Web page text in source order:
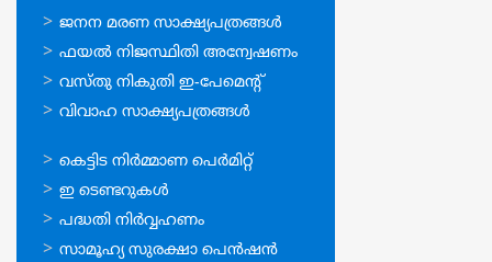
ഓണ്‍ലൈന്‍
സേവനങ്ങള്‍
ജനന മരണ സാക്ഷ്യപത്രങ്ങള്‍
ഫയല്‍ നിജസ്ഥിതി അന്വേഷണം
വസ്തു നികുതി ഇ-പേമെന്റ്
വിവാഹ സാക്ഷ്യപത്രങ്ങള്‍
ഓണ്‍ലൈന്‍
സേവനങ്ങള്‍
കെട്ടിട നിര്‍മ്മാണ പെര്‍മിറ്റ്‌
ഇ ടെണ്ടറുകള്‍
പദ്ധതി നിര്‍വ്വഹണം
സാമൂഹ്യ സുരക്ഷാ പെന്‍ഷന്‍